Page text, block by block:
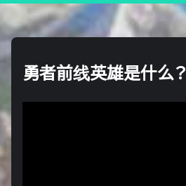
勇者前线英雄是什么？